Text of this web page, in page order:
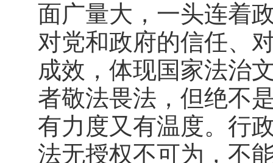
面广量大，一头连着
对党和政府的信任、
成效，体现国家法治
者敬法畏法，但绝不
有力度又有温度。行
法无授权不可为，不